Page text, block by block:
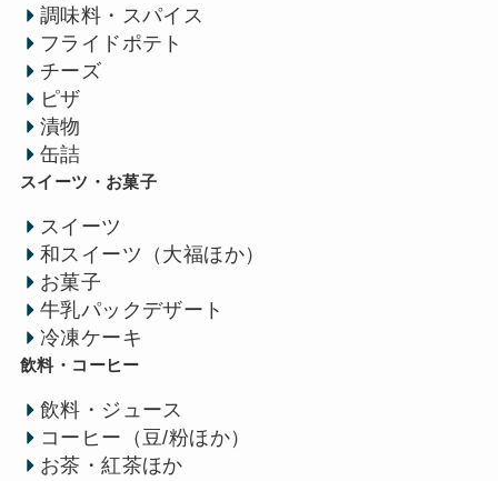
調味料・スパイス
フライドポテト
チーズ
ピザ
漬物
缶詰
スイーツ・お菓子
スイーツ
和スイーツ（大福ほか）
お菓子
牛乳パックデザート
冷凍ケーキ
飲料・コーヒー
飲料・ジュース
コーヒー（豆/粉ほか）
お茶・紅茶ほか